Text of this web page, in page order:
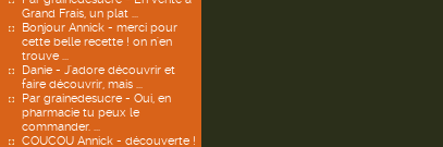
Grand Frais, un plat ...
Bonjour Annick - merci pour
cette belle recette ! on n'en
trouve ...
Danie - J'adore découvrir et
faire découvrir, mais ...
Par grainedesucre - Oui, en
pharmacie tu peux le
commander. ...
COUCOU Annick - découverte !